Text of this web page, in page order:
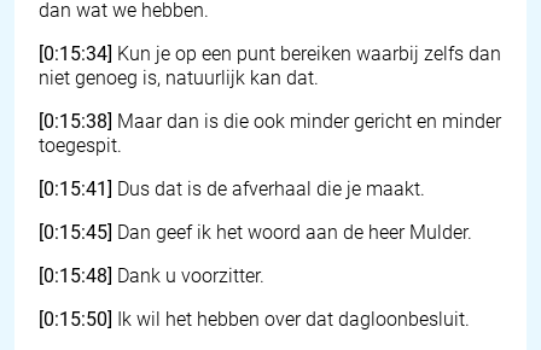
dan wat we hebben.
[0:15:34] Kun je op een punt bereiken waarbij zelfs dan
niet genoeg is, natuurlijk kan dat.
[0:15:38] Maar dan is die ook minder gericht en minder
toegespit.
[0:15:41] Dus dat is de afverhaal die je maakt.
[0:15:45] Dan geef ik het woord aan de heer Mulder.
[0:15:48] Dank u voorzitter.
[0:15:50] Ik wil het hebben over dat dagloonbesluit.